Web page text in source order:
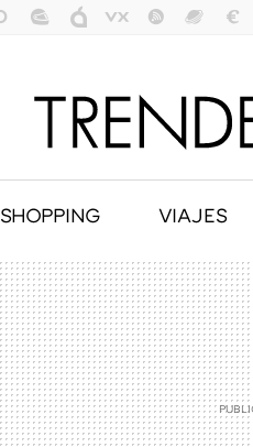
SHOPPING VIAJES